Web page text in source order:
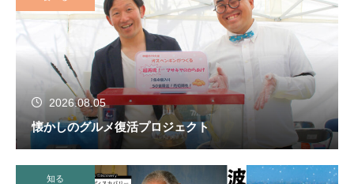
2026.08.05
懐かしのグルメ復活プロジェクト
知る